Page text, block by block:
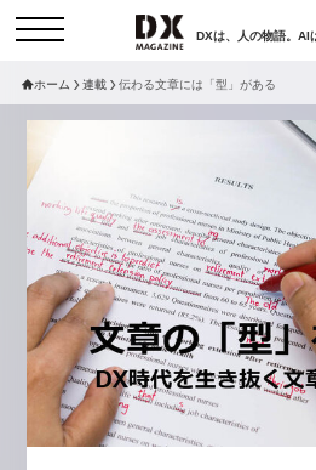
DXは、人の物語。AI
イ
セミナー ニ
サービスメニュー 日
トップページ
特集
動画
サイトマップ
お問い合わせ
個人情報保護法に
検索
現在開催予定の
セミナー
【8/12開
数値化す
基準と、
学ぶ資金
ホーム 連載 伝わる文章には「型」がある